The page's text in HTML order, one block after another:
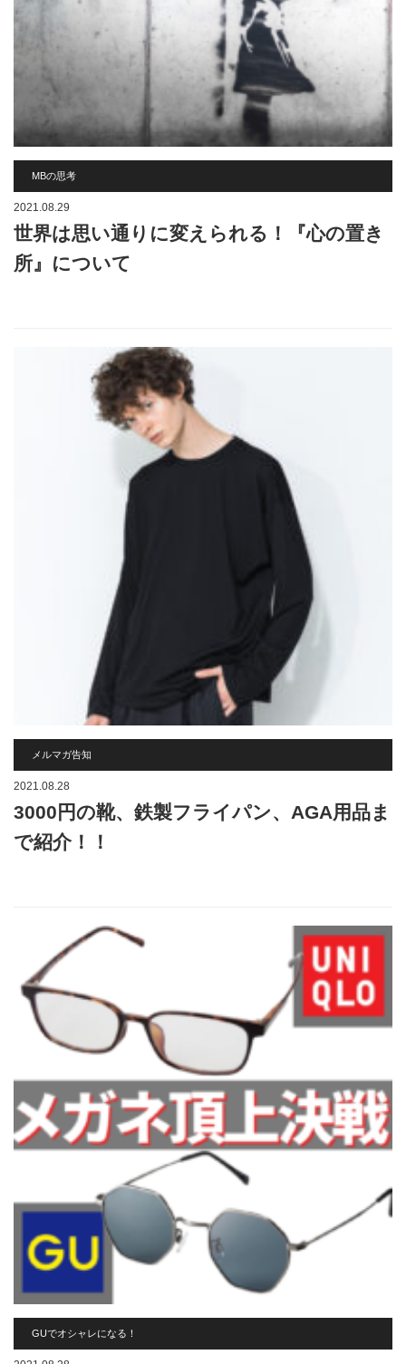
MBの思考
2021.08.29
世界は思い通りに変えられる！『心の置き
所』について
メルマガ告知
2021.08.28
3000円の靴、鉄製フライパン、AGA用品ま
で紹介！！
GUでオシャレになる！